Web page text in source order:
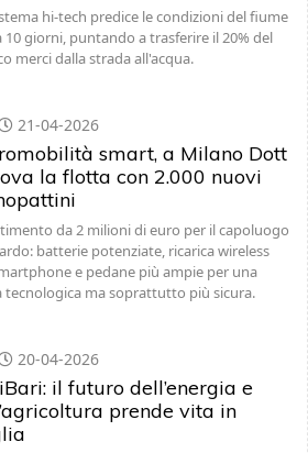
hi-tech predice le condizioni del fiume
10 giorni, puntando a trasferire il 20% del
merci dalla strada all'acqua.
21-04-2026
smart, a Milano Dott
la flotta con 2.000 nuovi
da 2 milioni di euro per il capoluogo
batterie potenziate, ricarica wireless
e pedane più ampie per una
tecnologica ma soprattutto più sicura.
20-04-2026
il futuro dell’energia e
prende vita in